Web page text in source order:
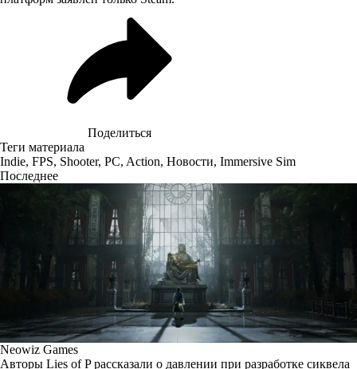
Поделиться
Теги материала
Indie, FPS, Shooter, PC, Action, Новости, Immersive Sim
Последнее
Neowiz Games
Авторы Lies of P рассказали о давлении при разработке сиквела